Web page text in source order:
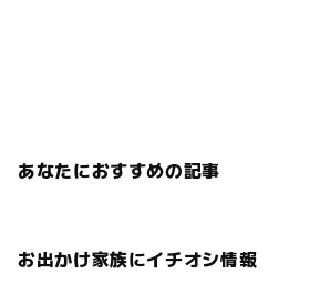
あなたにおすすめの記事
お出かけ家族にイチオシ情報